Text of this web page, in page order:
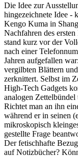
Die Idee zur
hingezeichnete Idee -
Kengo Kuma in
Nachfahren des
stand kurz vor der
nach einer
Jahren aufgefallen
vergilbten Blättern
zerknittert. Selbst im
High-Tech Gadgets
analogen
Richtet man an ihn
während er in seinen
mikroskopisch
gestellte Frage
Der fetischhafte
auf Notizbücher?